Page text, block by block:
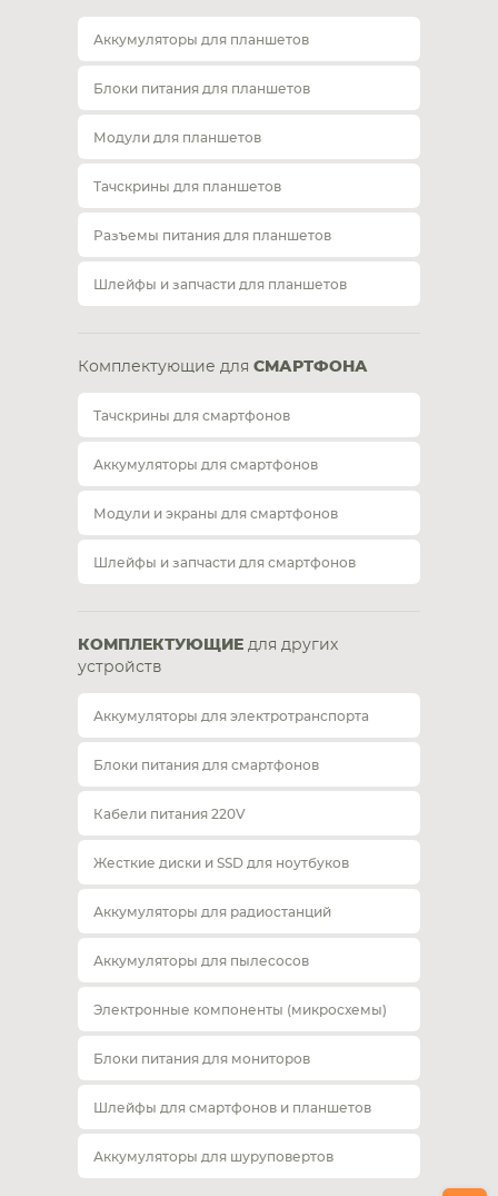
Аккумуляторы для планшетов
Блоки питания для планшетов
Модули для планшетов
Тачскрины для планшетов
Разъемы питания для планшетов
Шлейфы и запчасти для планшетов
Комплектующие для СМАРТФОНА
Тачскрины для смартфонов
Аккумуляторы для смартфонов
Модули и экраны для смартфонов
Шлейфы и запчасти для смартфонов
КОМПЛЕКТУЮЩИЕ для других
устройств
Аккумуляторы для электротранспорта
Блоки питания для смартфонов
Кабели питания 220V
Жесткие диски и SSD для ноутбуков
Аккумуляторы для радиостанций
Аккумуляторы для пылесосов
Электронные компоненты (микросхемы)
Блоки питания для мониторов
Шлейфы для смартфонов и планшетов
Аккумуляторы для шуруповертов